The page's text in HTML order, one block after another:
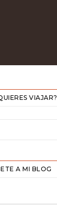
VIAJAR?
A MI BLOG